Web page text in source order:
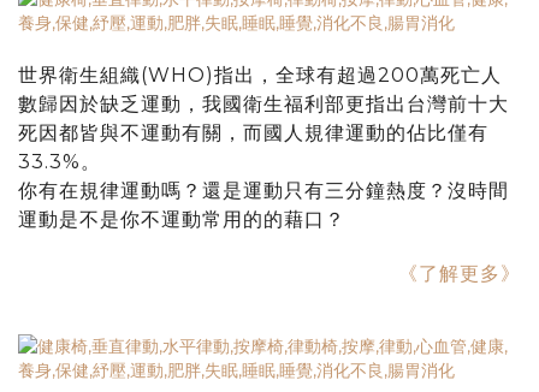
世界衛生組織(WHO)指出，全球有超過200萬死亡人
數歸因於缺乏運動，我國衛生福利部更指出台灣前十大
死因都皆與不運動有關，而國人規律運動的佔比僅有
33.3%。
你有在規律運動嗎？還是運動只有三分鐘熱度？沒時間
運動是不是你不運動常用的的藉口？
《了解更多》